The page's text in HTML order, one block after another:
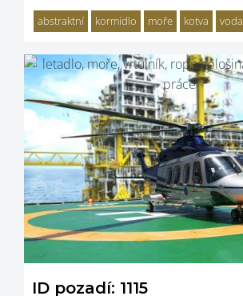
abstraktní kormidlo moře kotva voda
ID pozadí: 1115